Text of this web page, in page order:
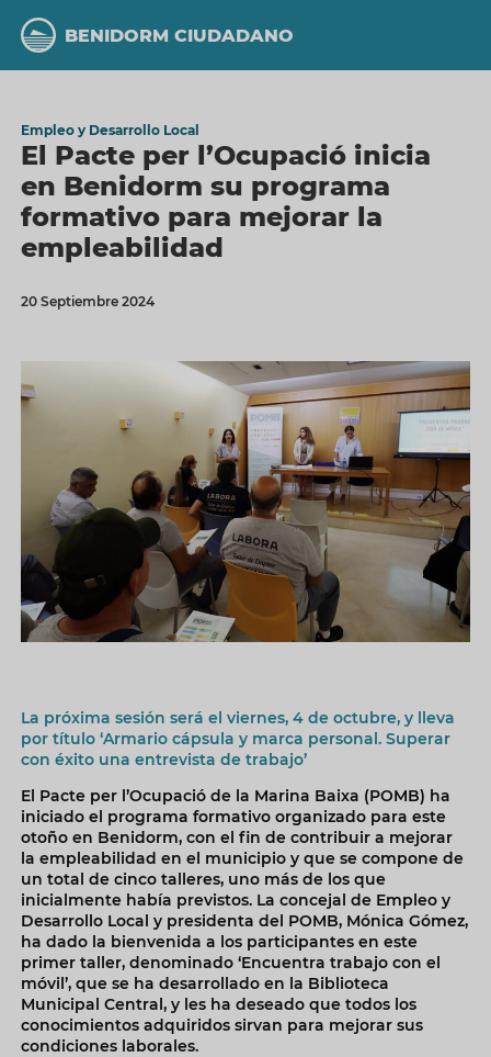
contenido
principal
BENIDORM CIUDADANO
Empleo y Desarrollo Local
El Pacte per l’Ocupació inicia
en Benidorm su programa
formativo para mejorar la
empleabilidad
20 Septiembre 2024
La próxima sesión será el viernes, 4 de octubre, y lleva
por título ‘Armario cápsula y marca personal. Superar
con éxito una entrevista de trabajo’
El Pacte per l’Ocupació de la Marina Baixa (POMB) ha
iniciado el programa formativo organizado para este
otoño en Benidorm, con el fin de contribuir a mejorar
la empleabilidad en el municipio y que se compone de
un total de cinco talleres, uno más de los que
inicialmente había previstos. La concejal de Empleo y
Desarrollo Local y presidenta del POMB, Mónica Gómez,
ha dado la bienvenida a los participantes en este
primer taller, denominado ‘Encuentra trabajo con el
móvil’, que se ha desarrollado en la Biblioteca
Municipal Central, y les ha deseado que todos los
conocimientos adquiridos sirvan para mejorar sus
condiciones laborales.